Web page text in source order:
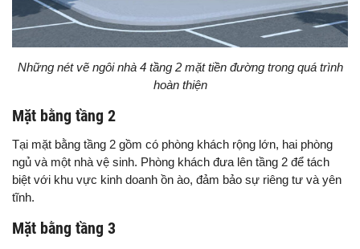
Những nét vẽ ngôi nhà 4 tầng 2 mặt tiền đường trong quá trình
hoàn thiện
Mặt bằng tầng 2
Tại mặt bằng tầng 2 gồm có phòng khách rộng lớn, hai phòng
ngủ và một nhà vệ sinh. Phòng khách đưa lên tầng 2 để tách
biệt với khu vực kinh doanh ồn ào, đảm bảo sự riêng tư và yên
tĩnh.
Mặt bằng tầng 3